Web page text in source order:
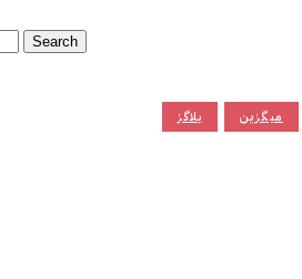
بلاگز میگزین